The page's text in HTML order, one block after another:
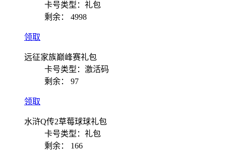
卡号类型：礼包
剩余：
4998
领取
远征家族巅峰赛礼包
卡号类型：激活码
剩余：
97
领取
水浒Q传2草莓球球礼包
卡号类型：礼包
剩余：
166